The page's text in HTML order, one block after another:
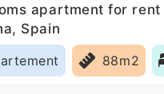
apartment for rent
Spain
88m2